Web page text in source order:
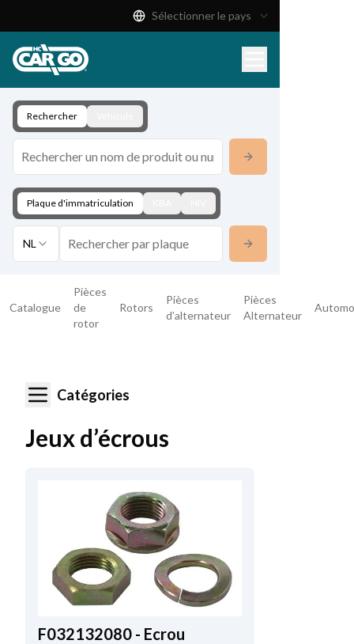
Télécharger
Contact
Sélectionner le pays
Rechercher
Plaque d'immatriculation
NL
Catalogue
Pièces
de
rotor
Rotors
Pièces
d’alternateur
Pièces
Alternateur
Catégories
Jeux d’écrous
F032132080 - Ecrou